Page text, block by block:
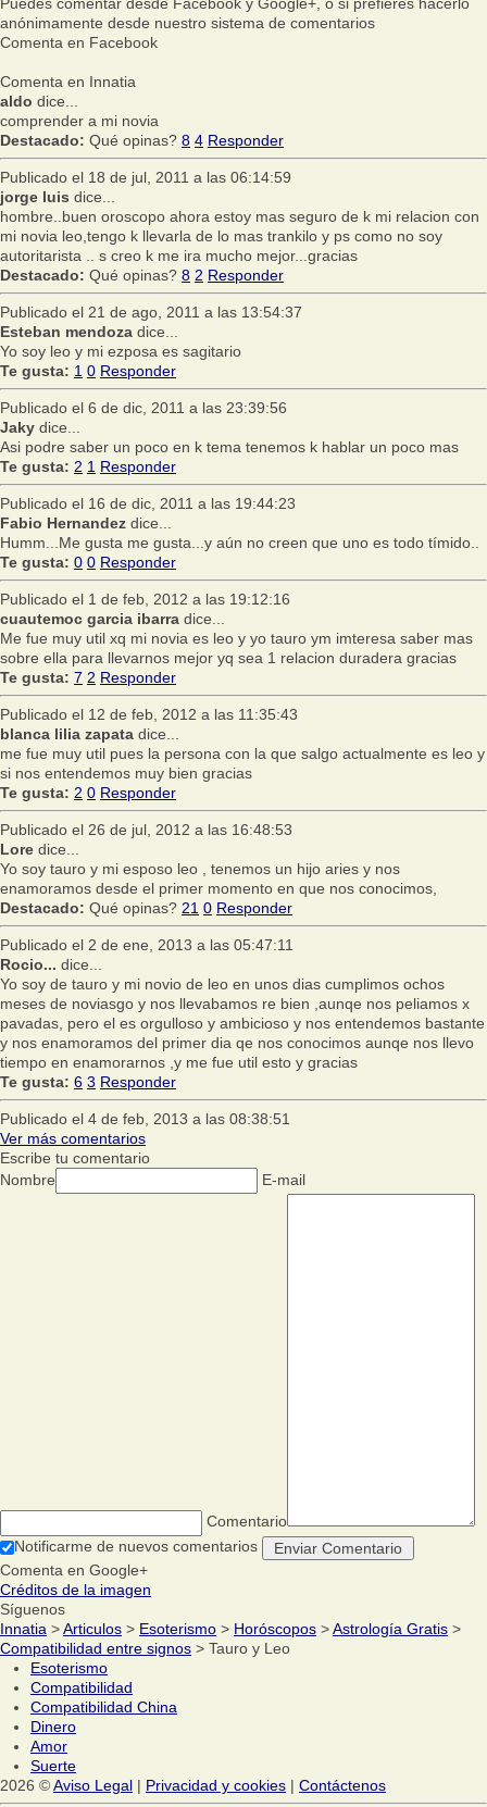
Puedes comentar desde Facebook y Google+, o si prefieres hacerlo
anónimamente desde nuestro sistema de comentarios
Comenta en Facebook
Comenta en Innatia
aldo dice...
comprender a mi novia
Destacado: Qué opinas? 8 4 Responder
Publicado el 18 de jul, 2011 a las 06:14:59
jorge luis dice...
hombre..buen oroscopo ahora estoy mas seguro de k mi relacion con
mi novia leo,tengo k llevarla de lo mas trankilo y ps como no soy
autoritarista .. s creo k me ira mucho mejor...gracias
Destacado: Qué opinas? 8 2 Responder
Publicado el 21 de ago, 2011 a las 13:54:37
Esteban mendoza dice...
Yo soy leo y mi ezposa es sagitario
Te gusta: 1 0 Responder
Publicado el 6 de dic, 2011 a las 23:39:56
Jaky dice...
Asi podre saber un poco en k tema tenemos k hablar un poco mas
Te gusta: 2 1 Responder
Publicado el 16 de dic, 2011 a las 19:44:23
Fabio Hernandez dice...
Humm...Me gusta me gusta...y aún no creen que uno es todo tímido..
Te gusta: 0 0 Responder
Publicado el 1 de feb, 2012 a las 19:12:16
cuautemoc garcia ibarra dice...
Me fue muy util xq mi novia es leo y yo tauro ym imteresa saber mas
sobre ella para llevarnos mejor yq sea 1 relacion duradera gracias
Te gusta: 7 2 Responder
Publicado el 12 de feb, 2012 a las 11:35:43
blanca lilia zapata dice...
me fue muy util pues la persona con la que salgo actualmente es leo y
si nos entendemos muy bien gracias
Te gusta: 2 0 Responder
Publicado el 26 de jul, 2012 a las 16:48:53
Lore dice...
Yo soy tauro y mi esposo leo , tenemos un hijo aries y nos
enamoramos desde el primer momento en que nos conocimos,
Destacado: Qué opinas? 21 0 Responder
Publicado el 2 de ene, 2013 a las 05:47:11
Rocio... dice...
Yo soy de tauro y mi novio de leo en unos dias cumplimos ochos
meses de noviasgo y nos llevabamos re bien ,aunqe nos peliamos x
pavadas, pero el es orgulloso y ambicioso y nos entendemos bastante
y nos enamoramos del primer dia qe nos conocimos aunqe nos llevo
tiempo en enamorarnos ,y me fue util esto y gracias
Te gusta: 6 3 Responder
Publicado el 4 de feb, 2013 a las 08:38:51
Ver más comentarios
Escribe tu comentario
Nombre
E-mail
Comentario
Notificarme de nuevos comentarios
Comenta en Google+
Créditos de la imagen
Síguenos
Innatia >Articulos > Esoterismo > Horóscopos >Astrología Gratis >
Compatibilidad entre signos > Tauro y Leo
Esoterismo
Compatibilidad
Compatibilidad China
Dinero
Amor
Suerte
2026 ©Aviso Legal | Privacidad y cookies | Contáctenos